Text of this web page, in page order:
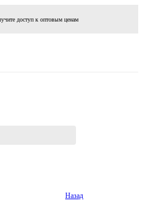
доступ к оптовым ценам
Назад